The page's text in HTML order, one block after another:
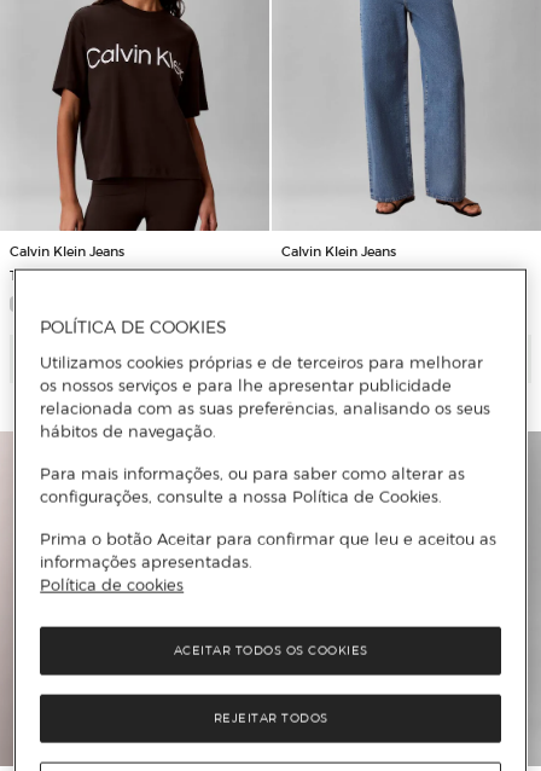
Calvin Klein Jeans
T-shirt com Logótipo
Adicionar
Calvin Klein Jeans
Jeans Wide Leg
Adicionar
POLÍTICA DE COOKIES
Utilizamos cookies próprias e de terceiros para melhorar
os nossos serviços e para lhe apresentar publicidade
relacionada com as suas preferências, analisando os seus
hábitos de navegação.
Para mais informações, ou para saber como alterar as
configurações, consulte a nossa Política de Cookies.
Prima o botão Aceitar para confirmar que leu e aceitou as
informações apresentadas.
Política de cookies
REJEITAR TODOS
ACEITAR TODOS OS COOKIES